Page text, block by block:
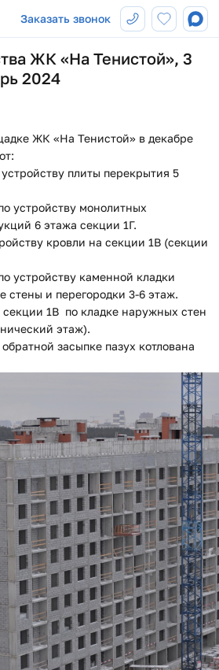
Заказать звонок
ЖК «На Тенистой», 3
2024
ЖК «На Тенистой» в декабре
плиты перекрытия 5
устройству монолитных
6 этажа секции 1Г.
кровли на секции 1В (секции
устройству каменной кладки
стены и перегородки 3-6 этаж.
1В по кладке наружных стен
этаж).
засыпке пазух котлована